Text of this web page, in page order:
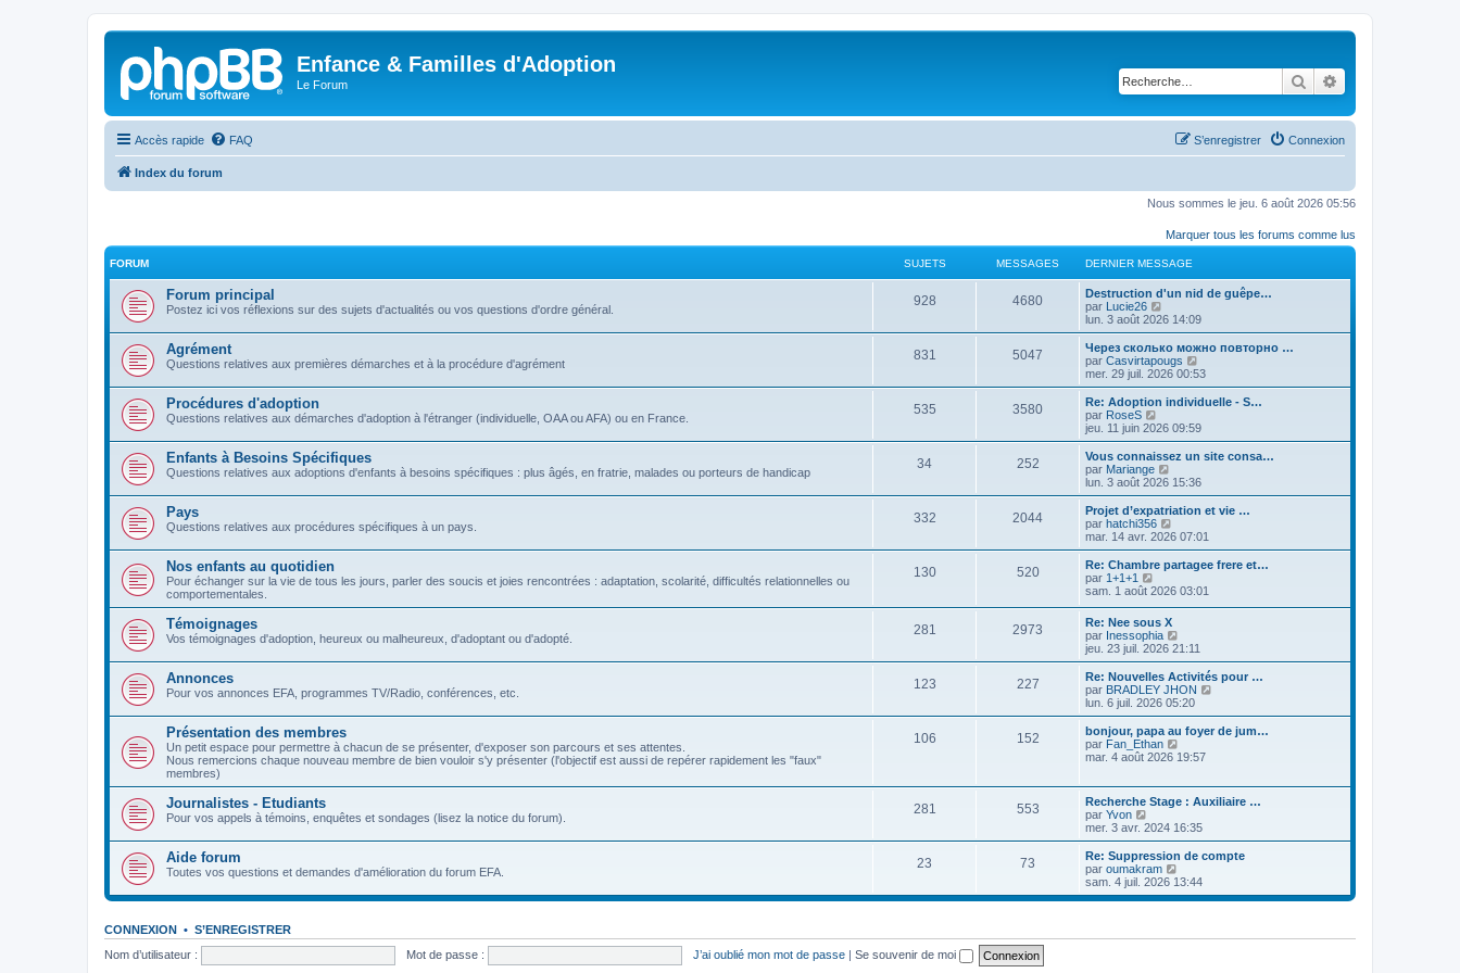
Enfance & Familles d'Adoption
Le Forum Rechercher
Accès rapide FAQ Connexion
S’enregistrer
Index du forum
Nous sommes le jeu. 6 août 2026 05:56
Marquer tous les forums comme lus
FORUM SUJETS MESSAGES DERNIER MESSAGE
Forum principal
Postez ici vos réflexions sur des sujets d'actualités ou vos questions d'ordre général.
928 4680
Destruction d'un nid de guêpe…
par Lucie26
o
i
r
l
e
e
r
n
i
r
m
e
s
s
a
g
e
lun. 3 août 2026 14:09
Agrément
Questions relatives aux premières démarches et à la procédure d'agrément
831 5047
Через сколько можно повторно …
par Casvirtapougs
o
i
r
e
r
n
i
r
e
s
s
g
e
mer. 29 juil. 2026 00:53
Procédures d'adoption
Questions relatives aux démarches d'adoption à l'étranger (individuelle, OAA ou AFA) ou en France.
535 3580
Re: Adoption individuelle - S…
par RoseS
o
i
r
l
e
e
r
n
i
r
e
s
s
a
g
e
jeu. 11 juin 2026 09:59
Enfants à Besoins Spécifiques
Questions relatives aux adoptions d'enfants à besoins spécifiques : plus âgés, en fratrie, malades ou porteurs de handicap
34 252
Vous connaissez un site consa…
par Mariange
o
i
r
l
e
r
n
i
e
r
m
e
s
s
a
g
e
lun. 3 août 2026 15:36
Pays
Questions relatives aux procédures spécifiques à un pays.
332 2044
Projet d’expatriation et vie …
par hatchi356
o
i
r
e
e
n
i
e
r
m
e
s
s
a
g
mar. 14 avr. 2026 07:01
Nos enfants au quotidien
Pour échanger sur la vie de tous les jours, parler des soucis et joies rencontrées : adaptation, scolarité, difficultés relationnelles ou
comportementales.
130 520
Re: Chambre partagee frere et…
par 1+1+1
o
l
e
d
e
r
n
i
e
r
m
e
s
a
e
sam. 1 août 2026 03:01
Témoignages
Vos témoignages d'adoption, heureux ou malheureux, d'adoptant ou d'adopté.
281 2973
Re: Nee sous X
par Inessophia
o
i
r
l
e
r
n
i
r
m
s
s
a
e
jeu. 23 juil. 2026 21:11
Annonces
Pour vos annonces EFA, programmes TV/Radio, conférences, etc.
123 227
Re: Nouvelles Activités pour …
par BRADLEY JHON
i
r
n
r
m
s
e
lun. 6 juil. 2026 05:20
Présentation des membres
Un petit espace pour permettre à chacun de se présenter, d'exposer son parcours et ses attentes.
Nous remercions chaque nouveau membre de bien vouloir s'y présenter (l'objectif est aussi de repérer rapidement les "faux"
membres)
106 152
bonjour, papa au foyer de jum…
par Fan_Ethan
o
e
d
e
n
e
r
s
mar. 4 août 2026 19:57
Journalistes - Etudiants
Pour vos appels à témoins, enquêtes et sondages (lisez la notice du forum).
281 553
Recherche Stage : Auxiliaire …
par Yvon
o
i
r
l
e
e
i
mer. 3 avr. 2024 16:35
Aide forum
Toutes vos questions et demandes d'amélioration du forum EFA.
23 73
Re: Suppression de compte
par oumakram
o
i
sam. 4 juil. 2026 13:44
CONNEXION • S’ENREGISTRER
Nom d’utilisateur :
Mot de passe : J’ai oublié mon mot de passe | Se souvenir de moi